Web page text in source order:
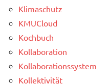
Klimaschutz
KMUCloud
Kochbuch
Kollaboration
Kollaborationssystem
Kollektivität